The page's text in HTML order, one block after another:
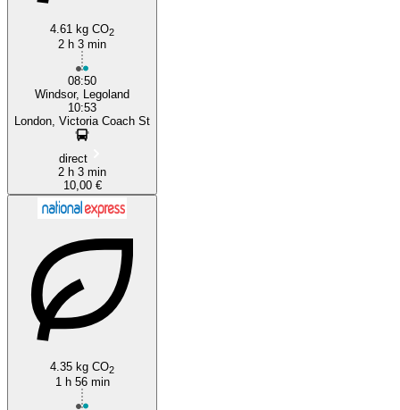
4.61 kg CO2
2 h 3 min
08:50
Windsor, Legoland
10:53
London, Victoria Coach St
direct
2 h 3 min
10,00 €
4.35 kg CO2
1 h 56 min